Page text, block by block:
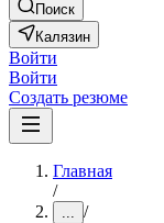
Поиск
Калязин
Войти
Войти
Создать резюме
Главная
/
... /